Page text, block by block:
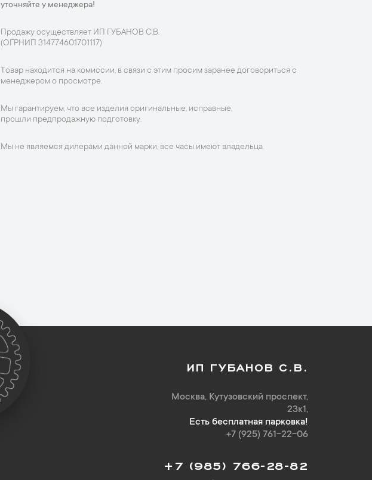
уточняйте у менеджера!
Продажу осуществляет ИП ГУБАНОВ С.В.
(ОГРНИП 314774601701117)
Товар находится на комиссии, в связи с этим просим заранее договориться с
менеджером о просмотре.
Мы гарантируем, что все изделия оригинальные, исправные,
прошли предпродажную подготовку.
Мы не являемся дилерами данной марки, все часы имеют владельца.
ИП ГУБАНОВ С.В.
Москва, Кутузовский проспект,
23к1,
Есть бесплатная парковка!
+7 (925) 761-22-06
+7 (985) 766-28-82